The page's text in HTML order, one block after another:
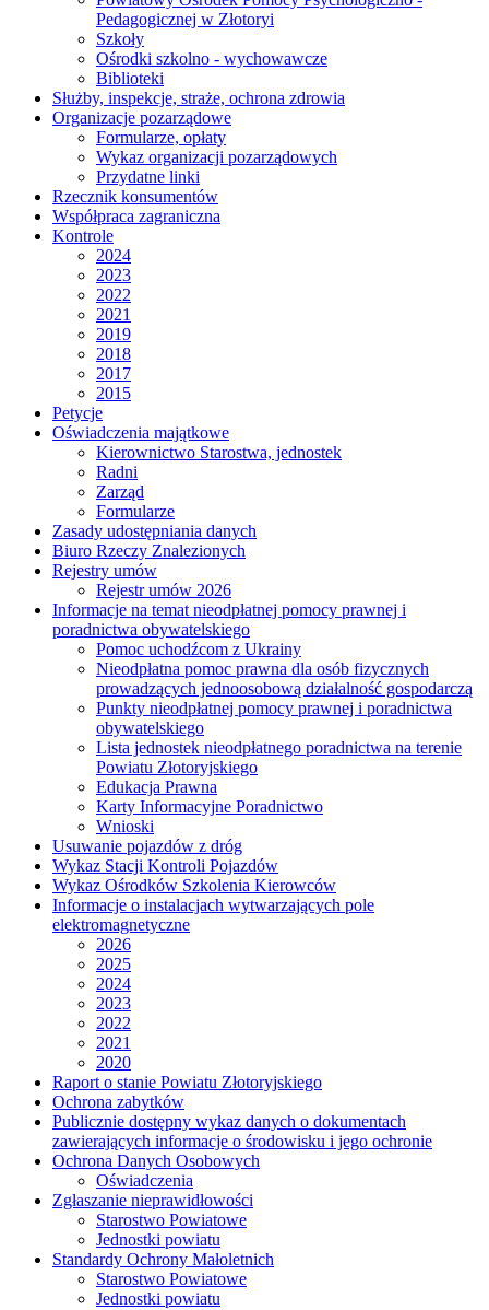
Pedagogicznej w Złotoryi
Szkoły
Ośrodki szkolno - wychowawcze
Biblioteki
Służby, inspekcje, straże, ochrona zdrowia
Organizacje pozarządowe
Formularze, opłaty
Wykaz organizacji pozarządowych
Przydatne linki
Rzecznik konsumentów
Współpraca zagraniczna
Kontrole
2024
2023
2022
2021
2019
2018
2017
2015
Petycje
Oświadczenia majątkowe
Kierownictwo Starostwa, jednostek
Radni
Zarząd
Formularze
Zasady udostępniania danych
Biuro Rzeczy Znalezionych
Rejestry umów
Rejestr umów 2026
Informacje na temat nieodpłatnej pomocy prawnej i
poradnictwa obywatelskiego
Pomoc uchodźcom z Ukrainy
Nieodpłatna pomoc prawna dla osób fizycznych
prowadzących jednoosobową działalność gospodarczą
Punkty nieodpłatnej pomocy prawnej i poradnictwa
obywatelskiego
Lista jednostek nieodpłatnego poradnictwa na terenie
Powiatu Złotoryjskiego
Edukacja Prawna
Karty Informacyjne Poradnictwo
Wnioski
Usuwanie pojazdów z dróg
Wykaz Stacji Kontroli Pojazdów
Wykaz Ośrodków Szkolenia Kierowców
Informacje o instalacjach wytwarzających pole
elektromagnetyczne
2026
2025
2024
2023
2022
2021
2020
Raport o stanie Powiatu Złotoryjskiego
Ochrona zabytków
Publicznie dostępny wykaz danych o dokumentach
zawierających informacje o środowisku i jego ochronie
Ochrona Danych Osobowych
Oświadczenia
Zgłaszanie nieprawidłowości
Starostwo Powiatowe
Jednostki powiatu
Standardy Ochrony Małoletnich
Starostwo Powiatowe
Jednostki powiatu